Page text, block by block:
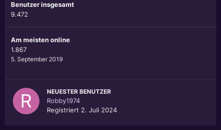
Benutzer insgesamt
9.472
Am meisten online
1.867
5. September 2019
NEUESTER BENUTZER
Robby1974
Registriert 2. Juli 2024